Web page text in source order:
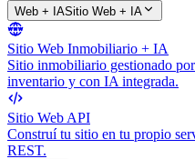
Web + IASitio Web + IA
Sitio Web Inmobiliario + IA
Sitio inmobiliario gestionado
inventario y con IA integrada.
Sitio Web API
Construí tu sitio en tu propio
REST.